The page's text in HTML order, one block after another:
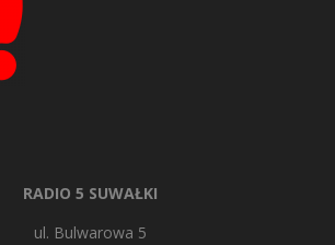
RADIO 5 SUWAŁKI
ul. Bulwarowa 5